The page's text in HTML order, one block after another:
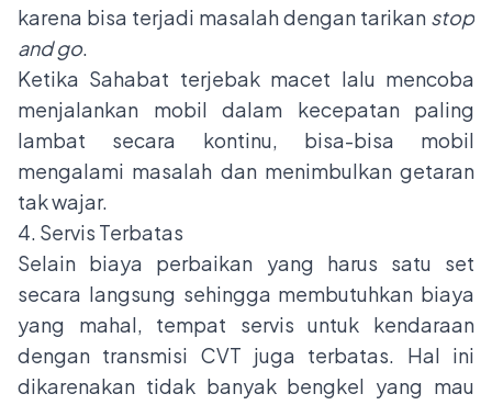
karena bisa terjadi masalah dengan tarikan stop
and go.
Ketika Sahabat terjebak macet lalu mencoba
menjalankan mobil dalam kecepatan paling
lambat secara kontinu, bisa-bisa mobil
mengalami masalah dan menimbulkan getaran
tak wajar.
4. Servis Terbatas
Selain biaya perbaikan yang harus satu set
secara langsung sehingga membutuhkan biaya
yang mahal, tempat servis untuk kendaraan
dengan transmisi CVT juga terbatas. Hal ini
dikarenakan tidak banyak bengkel yang mau